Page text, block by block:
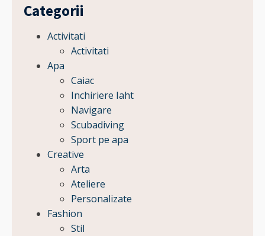
Categorii
Activitati
Activitati
Apa
Caiac
Inchiriere Iaht
Navigare
Scubadiving
Sport pe apa
Creative
Arta
Ateliere
Personalizate
Fashion
Stil